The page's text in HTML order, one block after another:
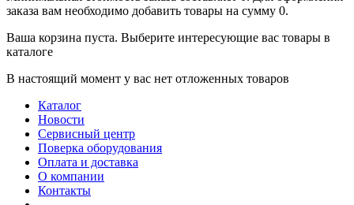
заказа вам необходимо добавить товары на сумму 0.
Ваша корзина пуста. Выберите интересующие вас товары в
каталоге
В настоящий момент у вас нет отложенных товаров
Каталог
Новости
Сервисный центр
Поверка оборудования
Оплата и доставка
О компании
Контакты